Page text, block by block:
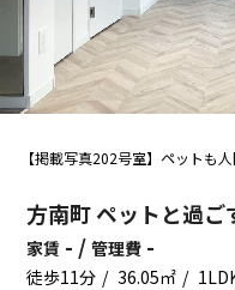
【掲載写真202号室】ペットも
方南町 ペットと過
家賃 - /管理費 -
徒歩11分 36.05㎡